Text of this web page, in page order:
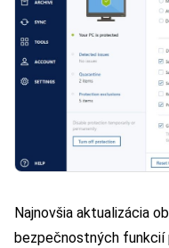
Najnovšia aktualizácia
bezpečnostných funkcií